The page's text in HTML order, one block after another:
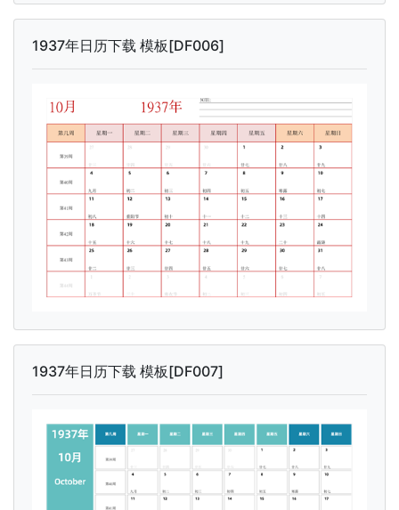
1937年日历下载 模板[DF006]
1937年日历下载 模板[DF007]